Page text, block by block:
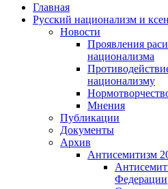
Главная
Русский национализм и
Новости
Проявления
национализма
национализму
Мнения
Публикации
Документы
Архив
Антисемитизм
Федерации